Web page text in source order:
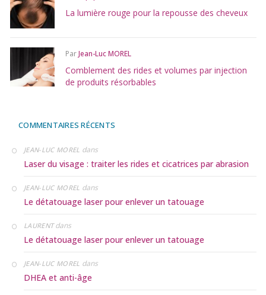
La lumière rouge pour la repousse des cheveux
ParJean-Luc MOREL
Comblement des rides et volumes par injection
de produits résorbables
COMMENTAIRES RÉCENTS
JEAN-LUC MOREL dans
Laser du visage : traiter les rides et cicatrices par abrasion
JEAN-LUC MOREL dans
Le détatouage laser pour enlever un tatouage
LAURENTdans
Le détatouage laser pour enlever un tatouage
JEAN-LUC MOREL dans
DHEA et anti-âge